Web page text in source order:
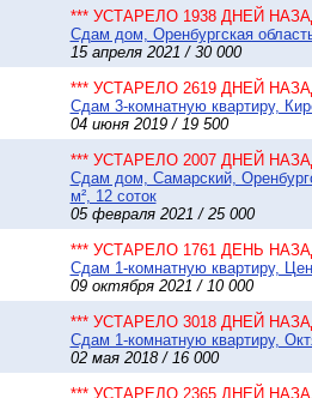
*** УСТАРЕЛО 1938 ДНЕЙ
Сдам дом, Оренбургская
15 апреля 2021 / 30 000
*** УСТАРЕЛО 2619 ДНЕЙ
Сдам 3-комнатную квартиру,
04 июня 2019 / 19 500
*** УСТАРЕЛО 2007 ДНЕЙ
Сдам дом, Самарский,
м², 12 соток
05 февраля 2021 / 25 000
*** УСТАРЕЛО 1761 ДЕНЬ
Сдам 1-комнатную квартиру,
09 октября 2021 / 10 000
*** УСТАРЕЛО 3018 ДНЕЙ
Сдам 1-комнатную квартиру,
02 мая 2018 / 16 000
*** УСТАРЕЛО 2365 ДНЕЙ